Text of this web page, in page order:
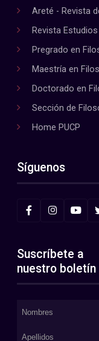
Areté - Revista
Revista
Pregrado en
Maestría en
Doctorado en
Sección de
Home PUCP
Síguenos
Suscríbete a
nuestro boletín